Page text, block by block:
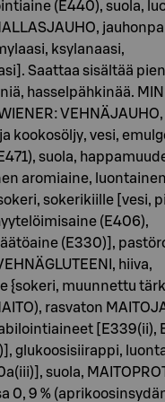
(E440), suola,
ksylanaasi,
Saattaa sisältää
hasselpähkinää. MINI
kookosöljy, vesi,
suola,
aromiaine,
sokerikiille [vesi,
(E406),
(E330)],
hiiva,
{sokeri, muunnettu
rasvaton
[E339(ii),
glukoosisiirappi,
suola,
0, 9 %